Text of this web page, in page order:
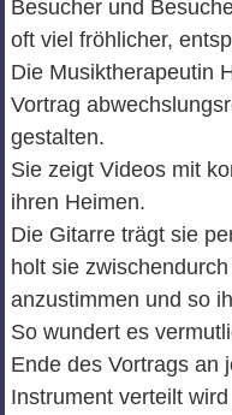
Besucher und
oft viel fröhlicher,
Die Musiktherapeutin
Vortrag
gestalten.
Sie zeigt Videos mit
ihren Heimen.
Die Gitarre trägt sie
holt sie
anzustimmen und so
So wundert es
Ende des Vortrags an
Instrument verteilt